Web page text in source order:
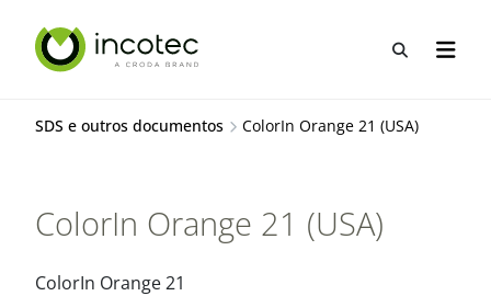
para
para
Abrir
Abrir
SDS e outros documentos ColorIn Orange 21 (USA)
ColorIn Orange 21 (USA)
ColorIn Orange 21